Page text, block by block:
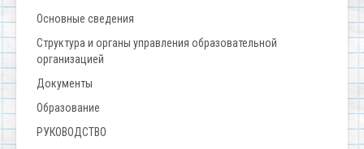
Основные сведения
Структура и органы управления образовательной
организацией
Документы
Образование
РУКОВОДСТВО